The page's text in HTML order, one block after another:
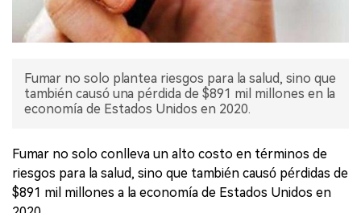
Fumar no solo plantea riesgos para la salud, sino que
también causó una pérdida de $891 mil millones en la
economía de Estados Unidos en 2020.
Fumar no solo conlleva un alto costo en términos de
riesgos para la salud, sino que también causó pérdidas de
$891 mil millones a la economía de Estados Unidos en